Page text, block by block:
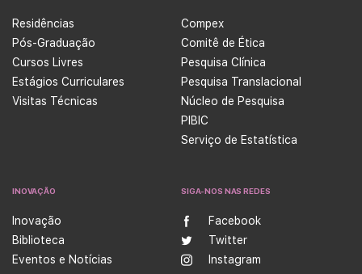
Residências
Pós-Graduação
Cursos Livres
Estágios Curriculares
Visitas Técnicas
Compex
Comitê de Ética
Pesquisa Clínica
Pesquisa Translacional
Núcleo de Pesquisa
PIBIC
Serviço de Estatística
INOVAÇÃO
Inovação
Biblioteca
Eventos e Notícias
SIGA-NOS NAS REDES
Facebook
Twitter
Instagram